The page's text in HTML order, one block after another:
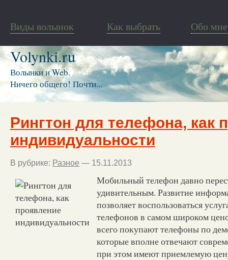
Виды волынок Как выбрать Обо мне
Volynki.ru
Волынки и Web.
Ничего общего! Почти...
Рингтон для телефона, как
индивидуальности
В рубрике: Разное — 15.11.2013
Мобильный телефон давно
удивительным. Развитие
позволяет воспользоваться
телефонов в самом широком
всего покупают телефоны по
которые вполне отвечают
при этом имеют приемлемую